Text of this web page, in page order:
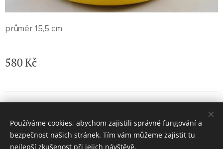
průměr 15,5 cm
580Kč
Vytvořeno službouWebnode Cookies
Používáme cookies, abychom zajistili správné fungování a
bezpečnost našich stránek. Tím vám můžeme zajistit tu
nejlepší zkušenost při jejich návštěvě.